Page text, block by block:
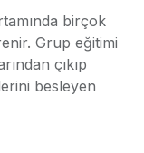
birçok
Grup eğitimi
çıkıp
besleyen